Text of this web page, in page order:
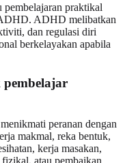
pembelajaran praktikal
ADHD melibatkan
dan regulasi diri
berkelayakan apabila
peranan dengan
makmal, reka bentuk,
kerja masakan,